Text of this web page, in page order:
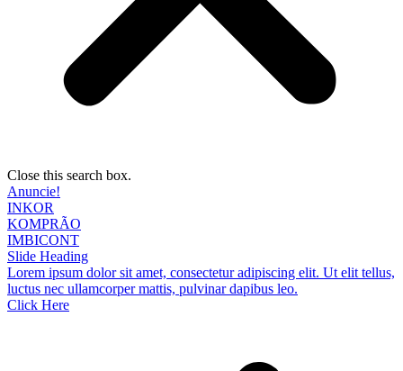
Close this search box.
Anuncie!
INKOR
KOMPRÃO
IMBICONT
Slide Heading
Lorem ipsum dolor sit amet, consectetur adipiscing elit. Ut elit tellus,
luctus nec ullamcorper mattis, pulvinar dapibus leo.
Click Here